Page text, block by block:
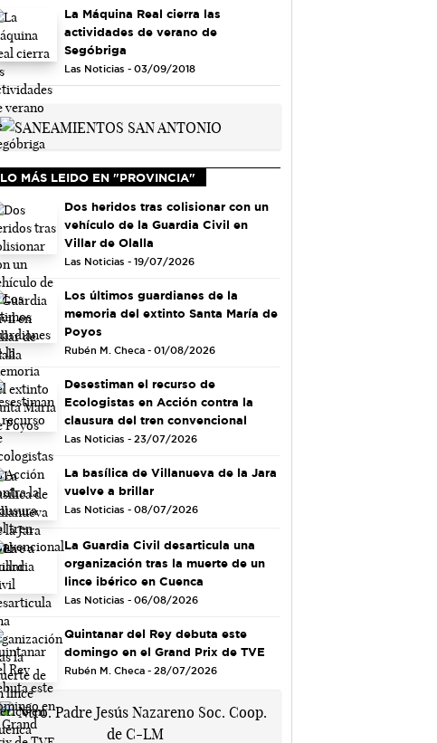
La Máquina Real cierra las
actividades de verano de
Segóbriga
Las Noticias - 03/09/2018
LO MÁS LEIDO EN "PROVINCIA"
Dos heridos tras colisionar con un
vehículo de la Guardia Civil en
Villar de Olalla
Las Noticias - 19/07/2026
Los últimos guardianes de la
memoria del extinto Santa María de
Poyos
Rubén M. Checa - 01/08/2026
Desestiman el recurso de
Ecologistas en Acción contra la
clausura del tren convencional
Las Noticias - 23/07/2026
La basílica de Villanueva de la Jara
vuelve a brillar
Las Noticias - 08/07/2026
La Guardia Civil desarticula una
organización tras la muerte de un
lince ibérico en Cuenca
Las Noticias - 06/08/2026
Quintanar del Rey debuta este
domingo en el Grand Prix de TVE
Rubén M. Checa - 28/07/2026